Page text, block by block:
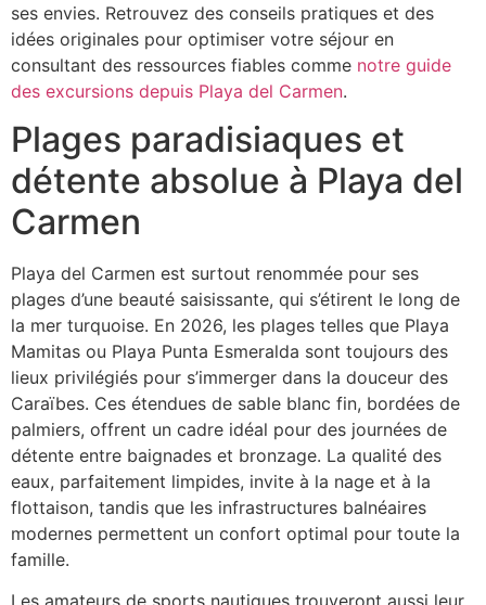
ses envies. Retrouvez des conseils pratiques et des
idées originales pour optimiser votre séjour en
consultant des ressources fiables comme notre guide
des excursions depuis Playa del Carmen.
Plages paradisiaques et
détente absolue à Playa del
Carmen
Playa del Carmen est surtout renommée pour ses
plages d’une beauté saisissante, qui s’étirent le long de
la mer turquoise. En 2026, les plages telles que Playa
Mamitas ou Playa Punta Esmeralda sont toujours des
lieux privilégiés pour s’immerger dans la douceur des
Caraïbes. Ces étendues de sable blanc fin, bordées de
palmiers, offrent un cadre idéal pour des journées de
détente entre baignades et bronzage. La qualité des
eaux, parfaitement limpides, invite à la nage et à la
flottaison, tandis que les infrastructures balnéaires
modernes permettent un confort optimal pour toute la
famille.